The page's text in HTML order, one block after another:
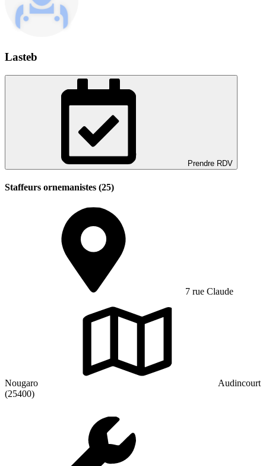
Lasteb
Prendre RDV
Staffeurs ornemanistes (25)
7 rue Claude
Nougaro
Audincourt
(25400)